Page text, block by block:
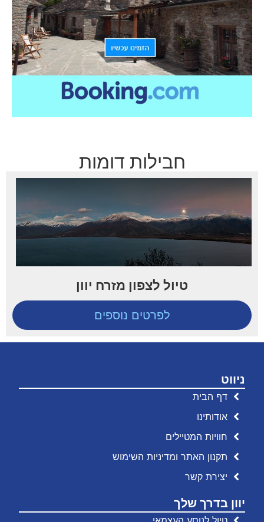
חבילות דומות
טיול לצפון מזרח יוון
לפרטים נוספים
ניווט
דף הבית
אודותינו
חוויות המטיילים
תקנון האתר ומדיניות השימוש
יצירת קשר
יוון בדרך שלך